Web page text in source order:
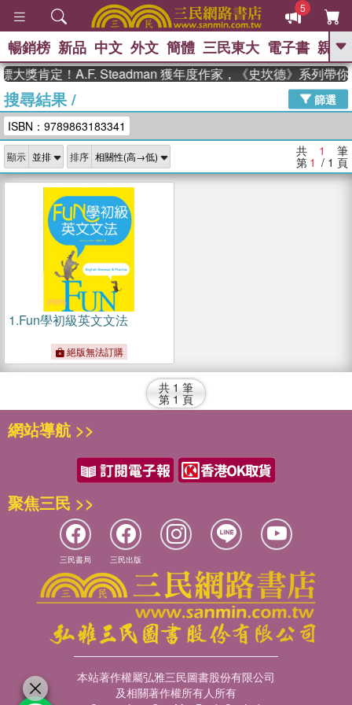
5
GO
The Odyssey 、
父親節 、 如果歷史是一群喵 、 暑期
念華 、 台灣的李登輝時代 、 數學女
孩：黎曼猜想
偉大的迷走神經
暢銷榜 新品 中文 外文 簡體 三民東大 電子書 親子
大獎肯定！A.F. Steadman 獲年度作家，《史坎德》系列帶你
搜尋結果/
篩選
ISBN：9789863183341
顯示 排序 共 1 筆
第 1 / 1 頁
1.Fun學初級英文文法
絕版無法訂購
共 1 筆
第 1 頁
網站導航 >>
聚焦三民 >>
三民書局 三民出版
本站著作權屬弘雅三民圖書股份有限公司
及相關著作權所有人所有